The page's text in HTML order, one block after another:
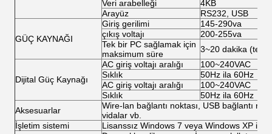
Veri arabelleği
4KB
Arayüz
RS232, USB
GÜÇ KAYNAĞI
Giriş gerilimi
145-290va
çıkış voltajı
200-255va
Tek bir PC sağlamak için
maksimum süre
3~20 dakika (tek
Dijital Güç Kaynağı
AC giriş voltajı aralığı
100~240VAC
Sıklık
50Hz ila 60Hz
AC giriş voltajı aralığı
100~240VAC
Sıklık
50Hz ila 60Hz
Aksesuarlar
Wire-lan bağlantı noktası, USB bağlantı
vidalar vb.
İşletim sistemi
Lisanssız Windows 7 veya Windows XP